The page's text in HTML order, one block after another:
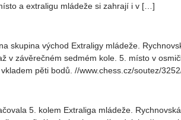
a extraligu mládeže si zahrají i v […]
skupina východ Extraligy mládeže.
v závěrečném sedmém kole. 5. místo v
pěti bodů. //www.chess.cz/soutez/
5. kolem Extraliga mládeže.